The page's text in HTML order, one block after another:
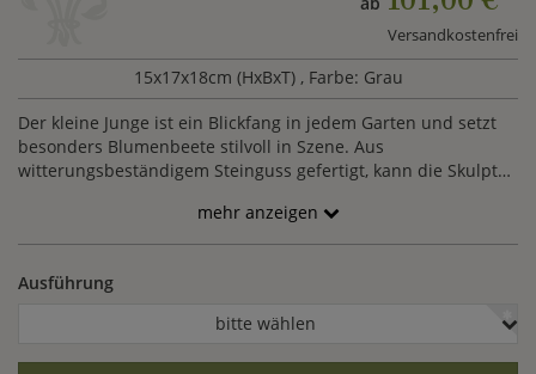
Versandkostenfrei
15x17x18cm (HxBxT) , Farbe: Grau
Der kleine Junge ist ein Blickfang in jedem Garten und setzt
besonders Blumenbeete stilvoll in Szene. Aus
witterungsbeständigem Steinguss gefertigt, kann die Skulptur
mehr anzeigen
Ausführung
bitte wählen